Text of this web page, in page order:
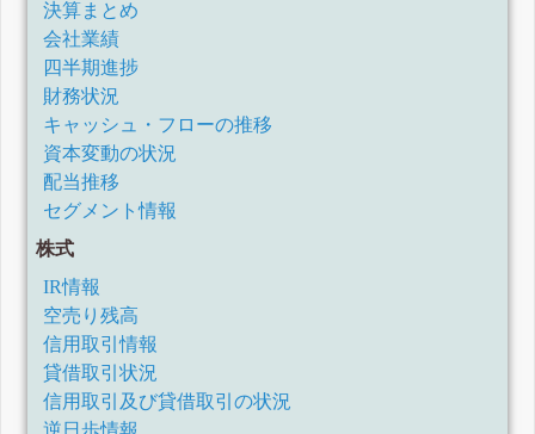
訂正四半期報告書-第42期第1四半期(令和3年4月1日-令和3年6月30
日)
四半期報告書-第42期第1四半期(令和3年4月1日-令和3年6月30日)
訂正有価証券報告書-第41期(令和2年4月1日-令和3年3月31日)
訂正有価証券報告書-第41期(令和2年4月1日-令和3年3月31日)
有価証券報告書-第41期(令和2年4月1日-令和3年3月31日)
四半期報告書-第41期第3四半期(令和2年10月1日-令和2年12月31日)
四半期報告書-第41期第2四半期(令和2年7月1日-令和2年9月30日)
四半期報告書-第41期第1四半期(令和2年4月1日-令和2年6月30日)
有価証券報告書-第40期(平成31年4月1日-令和2年3月31日)
四半期報告書-第40期第3四半期(令和1年10月1日-令和1年12月31日)
四半期報告書-第40期第2四半期(令和1年7月1日-令和1年9月30日)
四半期報告書-第40期第1四半期(平成31年4月1日-令和1年6月30日)
有価証券報告書-第39期(平成30年4月1日-平成31年3月31日)
四半期報告書-第39期第3四半期(平成30年10月1日-平成30年12月31
決算まとめ
会社業績
四半期進捗
財務状況
キャッシュ・フローの推移
資本変動の状況
配当推移
セグメント情報
株式
IR情報
空売り残高
信用取引情報
貸借取引状況
信用取引及び貸借取引の状況